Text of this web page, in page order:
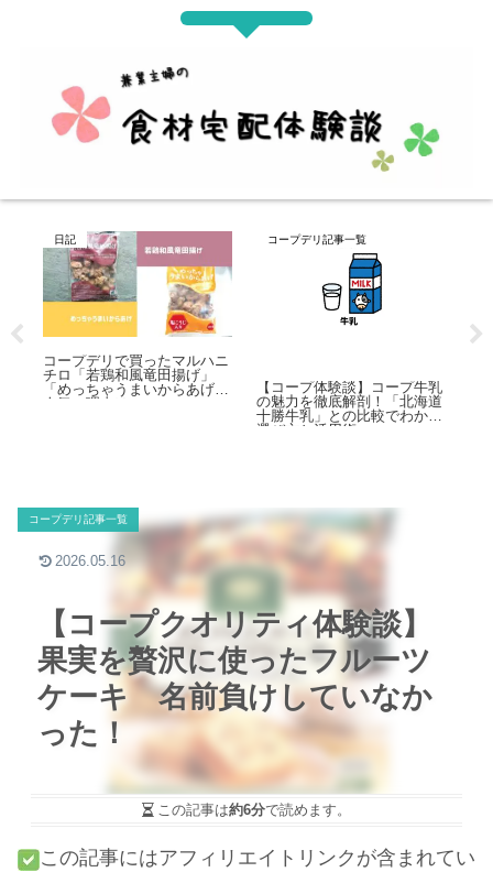
デリ記事一覧
プ体験談】コープ牛乳
を徹底解剖！「北海道
コープデリ記事一覧
【コープ体験談】うまいと噂
の「コープヌードル」を全種
類制覇！食べて分かった日清
【食品添加物
リン」とは？
われていた！
【コープクオリティ体験談】
果実を贅沢に使ったフルーツ
ケーキ 名前負けしていなか
った！
コープデリ記事一覧
2026.05.16
この記事は約6分で読めます。
この記事にはアフィリエイトリンクが含まれてい